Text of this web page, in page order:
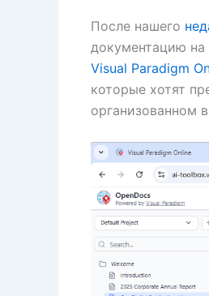
После нашего
документацию
Visual Paradigm
которые хотят
организованном